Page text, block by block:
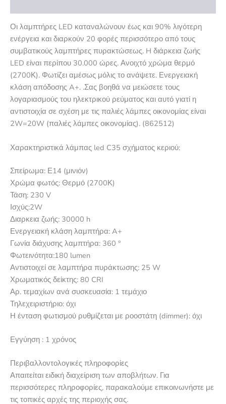
Οι λαμπτήρες LED καταναλώνουν έως και 90% λιγότερη
ενέργεια και διαρκούν 20 φορές περισσότερο από τους
συμβατικούς λαμπτήρες πυρακτώσεως. H διάρκεια ζωής
LED είναι περίπου 30.000 ώρες. Ανοιχτό χρώμα θερμό
(2700Κ). Φωτίζει αμέσως μόλις το ανάψετε. Ενεργειακή
κλάση απόδοσης A+. .Σας βοηθά να μειώσετε τους
λογαριασμούς του ηλεκτρικού ρεύματος και αυτό γιατί η
αντιστοιχία σε σχέση με τις παλιές λάμπες οικονομίας είναι
2W=20W (παλιές λάμπες οικονομίας). (862512)
Χαρακτηριστικά λάμπας led C35 σχήματος κεριού:
Σπείρωμα: Ε14 (μινιόν)
Χρώμα φωτός: Θερμό (2700Κ)
Τάση: 230 V
Ισχύς:2W
Διαρκεια ζωής: 30000 h
Ενεργειακή κλάση λαμπτήρα: A+
Γωνία διάχυσης λαμπτήρα: 360 °
Φωτεινότητα:180 lumen
Αντιστοιχεί σε λαμπτήρα πυράκτωσης: 25 W
Χρωματικός δείκτης: 80 CRI
Αρ. τεμαχίων ανά συσκευασία: 1 τεμάχιο
Τηλεχειριστήριο: όχι
Η ένταση φωτισμού ρυθμίζεται με ροοστάτη (dimmer): όχι
Εγγύηση : 1 χρόνος
Περιβαλλοντολογικές πληροφορίες
Απαιτείται ειδική διαχείριση των αποβλήτων. Για
περισσότερες πληροφορίες, παρακαλούμε επικοινωνήστε με
τις τοπικές αρχές της περιοχής σας.